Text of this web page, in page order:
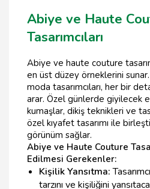
Abiye ve Haute
Tasarımcıları
Abiye ve haute couture
en üst düzey örneklerini
moda tasarımcıları, her bir
arar. Özel günlerde giyilecek
kumaşlar, dikiş teknikleri ve
özel kıyafet tasarımı ile
görünüm sağlar.
Abiye ve Haute Couture
Edilmesi Gerekenler:
Kişilik Yansıtma:
tarzını ve kişiliğini